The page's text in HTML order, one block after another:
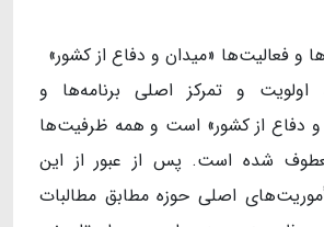
و فعالیت‌ها «میدان و دفاع از کشور»
اولویت و تمرکز اصلی برنامه‌ها و
و دفاع از کشور» است و همه ظرفیت‌ها
شده است. پس از عبور از این
اصلی حوزه مطابق مطالبات